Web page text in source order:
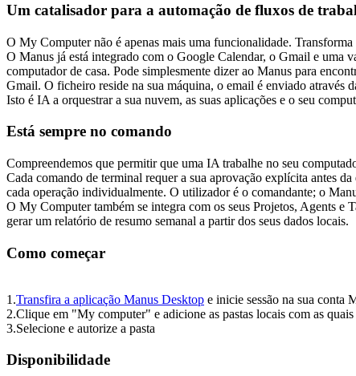
Um catalisador para a automação de fluxos de
O My Computer não é apenas mais uma funcionalidade.
O Manus já está integrado com o Google Calendar, o Gmail e uma
computador de casa. Pode simplesmente dizer ao Manus para
Gmail. O ficheiro reside na sua máquina, o email é enviado através
Isto é IA a orquestrar a sua nuvem, as suas aplicações e o seu
Está sempre no comando
Compreendemos que permitir que uma IA trabalhe no seu
Cada comando de terminal requer a sua aprovação explícita antes
cada operação individualmente. O utilizador é o comandante; o
O My Computer também se integra com os seus Projetos, Agents e
gerar um relatório de resumo semanal a partir dos seus dados locais.
Como começar
1 .Transfira a aplicação Manus Desktop e inicie sessão na sua conta
2.Clique em "My computer" e adicione as pastas locais com as
3.Selecione e autorize a pasta
Disponibilidade